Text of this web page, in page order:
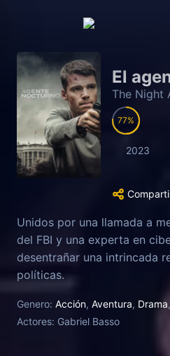
El
The Night
77
2023
Unidos por una llamada a
del FBI y una experta en
desentrañar una intrincada
políticas.
Genero: Acción, Aventura, Drama,
Actores: Gabriel Basso